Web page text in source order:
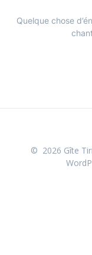
Quelque chose
© 2026 Gîte